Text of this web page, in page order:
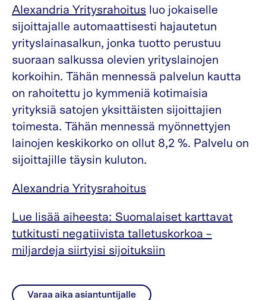
Alexandria Yritysrahoitus luo jokaiselle
sijoittajalle automaattisesti hajautetun
yrityslainasalkun, jonka tuotto perustuu
suoraan salkussa olevien yrityslainojen
korkoihin. Tähän mennessä palvelun kautta
on rahoitettu jo kymmeniä kotimaisia
yrityksiä satojen yksittäisten sijoittajien
toimesta. Tähän mennessä myönnettyjen
lainojen keskikorko on ollut 8,2 %. Palvelu on
sijoittajille täysin kuluton.
Alexandria Yritysrahoitus
Lue lisää aiheesta: Suomalaiset karttavat
tutkitusti negatiivista talletuskorkoa –
miljardeja siirtyisi sijoituksiin
Varaa aika asiantuntijalle